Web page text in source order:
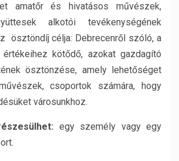
amatőr és hivatásos művészek,
alkotói tevékenységének
ösztöndíj célja: Debrecenről szóló, a
kötődő, azokat gazdagító
ösztönzése, amely lehetőséget
csoportok számára, hogy
városunkhoz.
egy személy vagy egy